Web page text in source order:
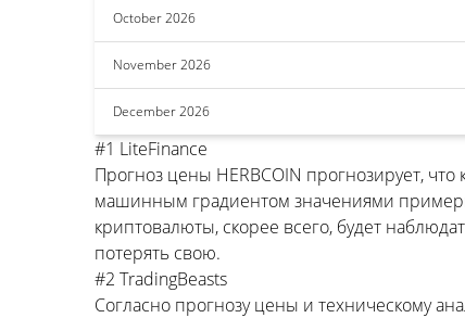
October 2026
November 2026
December 2026
#1 LiteFinance
Прогноз цены HERBCOIN прогнозирует,
машинным градиентом значениями
криптовалюты, скорее всего, будет
потерять свою.
#2 TradingBeasts
Согласно прогнозу цены и техническому